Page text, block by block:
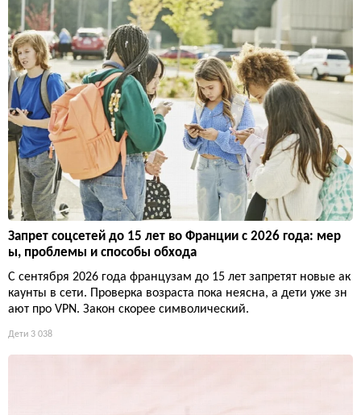
Запрет соцсетей до 15 лет во Франции с 2026 года: мер
ы, проблемы и способы обхода
С сентября 2026 года французам до 15 лет запретят новые ак
каунты в сети. Проверка возраста пока неясна, а дети уже зн
ают про VPN. Закон скорее символический.
Дети 3 038